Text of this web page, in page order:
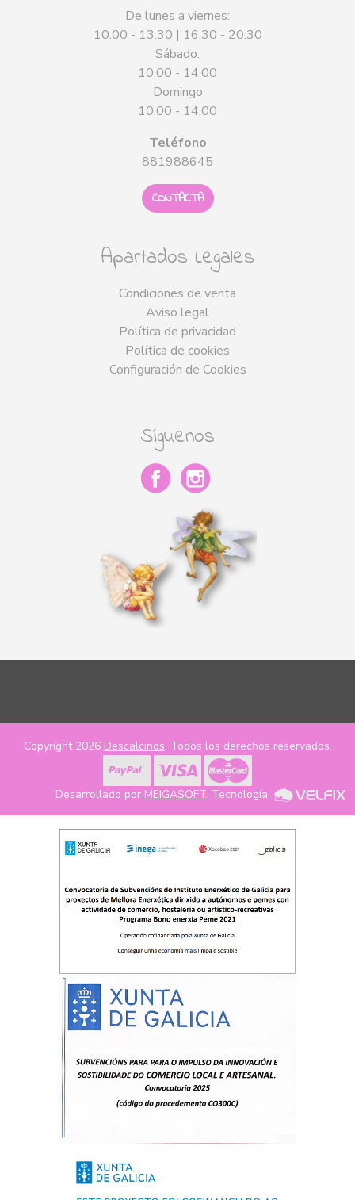
De lunes a viernes:
10:00 - 13:30 | 16:30 - 20:30
Sábado:
10:00 - 14:00
Domingo
10:00 - 14:00
Teléfono
881988645
CONTACTA
Apartados Legales
Condiciones de venta
Aviso legal
Política de privacidad
Política de cookies
Configuración de Cookies
Síguenos
Copyright 2026 Descalcinos. Todos los derechos reservados.
Desarrollado por MEIGASOFT. Tecnología